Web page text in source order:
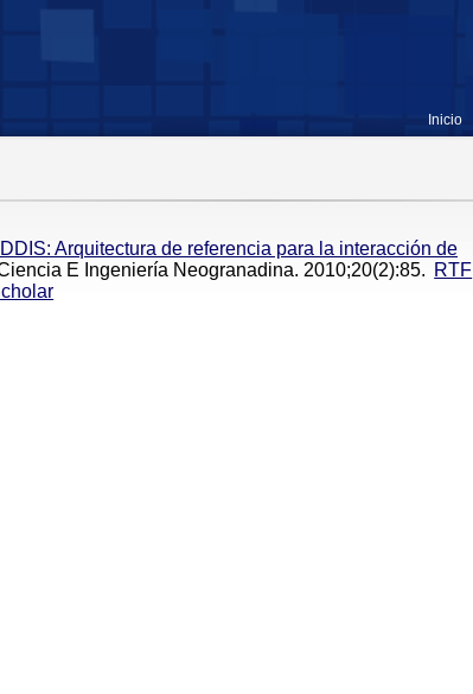
Inicio
Arquitectura de referencia para la interacción de
E Ingeniería Neogranadina. 2010;20(2):85. RTF